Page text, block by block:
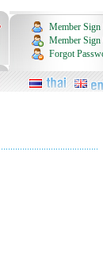
Member Sign
Member Sign
Forgot